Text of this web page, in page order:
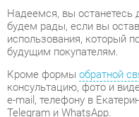
e-mail, телефону в
Telegram и WhatsApp.
Письменные столы также
нашем шоу-руме и купить
Дуб сонома светлый,
центрального склада в г.
адресов и магазинов